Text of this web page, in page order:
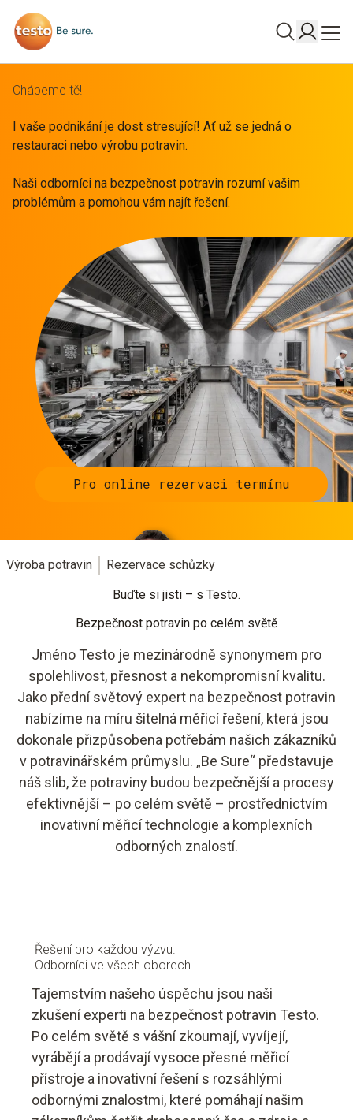
Chápeme tě!
I vaše podnikání je dost stresující! Ať už se jedná o
restauraci nebo výrobu potravin.
Naši odborníci na bezpečnost potravin rozumí vašim
problémům a pomohou vám najít řešení.
Pro online rezervaci termínu
Výroba potravin
Rezervace schůzky
Buďte si jisti – s Testo.
Bezpečnost potravin po celém světě
Jméno Testo je mezinárodně synonymem pro
spolehlivost, přesnost a nekompromisní kvalitu.
Jako přední světový expert na bezpečnost potravin
nabízíme na míru šitelná měřicí řešení, která jsou
dokonale přizpůsobena potřebám našich zákazníků
v potravinářském průmyslu. „Be Sure“ představuje
náš slib, že potraviny budou bezpečnější a procesy
efektivnější – po celém světě – prostřednictvím
inovativní měřicí technologie a komplexních
odborných znalostí.
Řešení pro každou výzvu.
Odborníci ve všech oborech.
Tajemstvím našeho úspěchu jsou naši
zkušení experti na bezpečnost potravin Testo.
Po celém světě s vášní zkoumají, vyvíjejí,
vyrábějí a prodávají vysoce přesné měřicí
přístroje a inovativní řešení s rozsáhlými
odbornými znalostmi, které pomáhají našim